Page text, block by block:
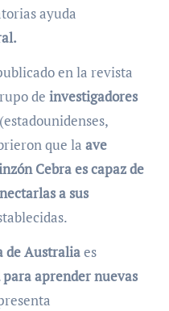
ayuda
en la revista
de investigadores
(estadounidenses,
que la ave
Cebra es capaz de
a sus
de Australiaes
aprender nuevas